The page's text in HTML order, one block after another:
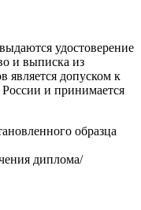
удостоверение
и выписка из
является допуском к
России и принимается
образца
диплома/